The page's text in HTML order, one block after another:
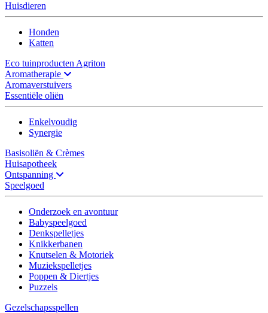
Huisdieren
Honden
Katten
Eco tuinproducten Agriton
Aromatherapie
Aromaverstuivers
Essentiële oliën
Enkelvoudig
Synergie
Basisoliën & Crèmes
Huisapotheek
Ontspanning
Speelgoed
Onderzoek en avontuur
Babyspeelgoed
Denkspelletjes
Knikkerbanen
Knutselen & Motoriek
Muziekspelletjes
Poppen & Diertjes
Puzzels
Gezelschapsspellen